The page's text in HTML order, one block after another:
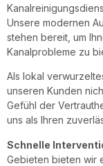
Unsere modernen
stehen bereit, um
Kanalprobleme zu
Als lokal
unseren Kunden
Gefühl der
uns als Ihren
Schnelle
Gebieten bieten wir